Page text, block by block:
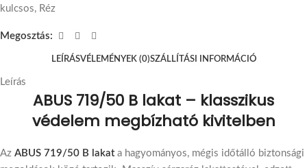
kulcsos, Réz
Megosztás:
LEÍRÁSVÉLEMÉNYEK (0)SZÁLLÍTÁSI INFORMÁCIÓ
Leírás
ABUS 719/50 B lakat – klasszikus
védelem megbízható kivitelben
Az ABUS 719/50 B lakata hagyományos, mégis időtálló biztonsági